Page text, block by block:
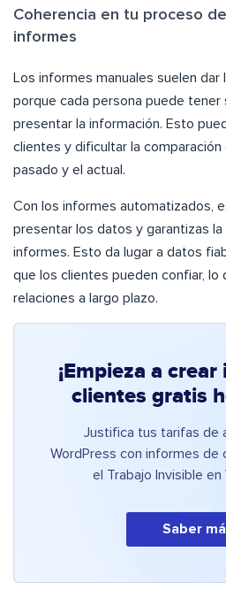
Coherencia en tu proceso
informes
Los informes manuales suelen dar
porque cada persona puede tener
presentar la información. Esto
clientes y dificultar la
pasado y el actual.
Con los informes automatizados,
presentar los datos y garantizas
informes. Esto da lugar a datos
que los clientes pueden confiar, lo
relaciones a largo plazo.
¡Empieza a
clientes gratis
Justifica tus tarifas de
WordPress con informes de
el Trabajo Invisible en
Saber